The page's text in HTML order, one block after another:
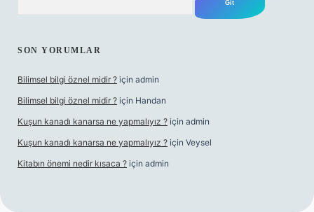
SON YORUMLAR
Bilimsel bilgi öznel midir ? için admin
Bilimsel bilgi öznel midir ? için Handan
Kuşun kanadı kanarsa ne yapmalıyız ? için admin
Kuşun kanadı kanarsa ne yapmalıyız ? için Veysel
Kitabın önemi nedir kısaca ? için admin